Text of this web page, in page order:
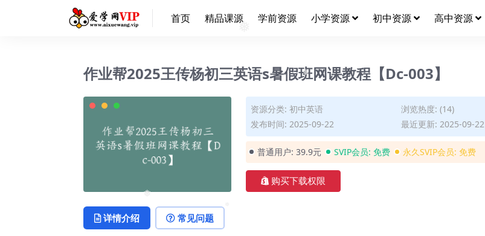
❅
❅
首页 精品课源 学前资源 小学资源 初中资源 高中资源
作业帮2025王传杨初三英语s暑假班网课教程【Dc-003】
资源分类: 初中英语
浏览热度: (14)
发布时间: 2025-09-22
最近更新: 2025-09-22
普通用户: 39.9元 SVIP会员: 免费 永久SVIP会员: 免费
购买下载权限
详情介绍 常见问题